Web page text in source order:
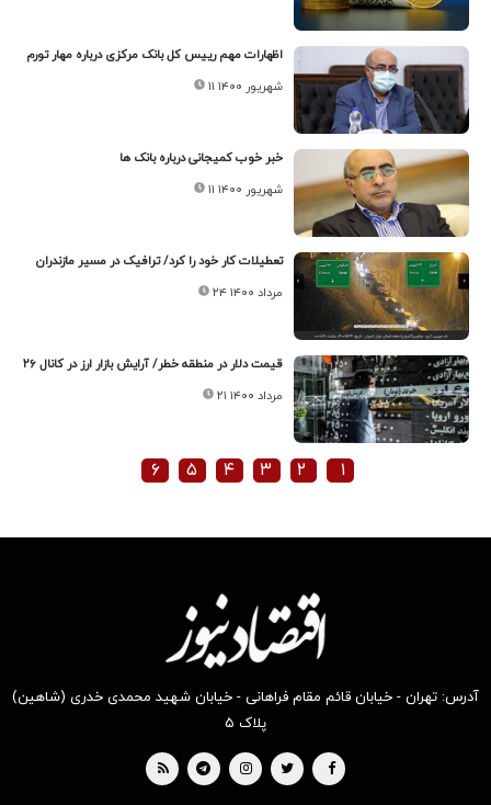
اظهارات مهم رییس کل بانک مرکزی درباره مهار تورم
۱۱ شهریور ۱۴۰۰
خبر خوب کمیجانی درباره بانک ها
۱۱ شهریور ۱۴۰۰
تعطیلات کار خود را کرد/ ترافیک در مسیر مازندران
۲۴ مرداد ۱۴۰۰
قیمت دلار در منطقه خطر/ آرایش بازار ارز در کانال ۲۶
۲۱ مرداد ۱۴۰۰
۱ ۲ ۳ ۴ ۵ ۶
آدرس: تهران - خیابان قائم مقام فراهانی - خیابان شهید محمدی خدری (شاهین)
پلاک ۵